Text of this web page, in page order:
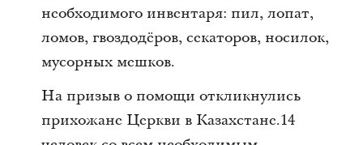
необходимого инвентаря: пил, лопат,
ломов, гвоздодёров, секаторов, носилок,
мусорных мешков.
На призыв о помощи откликнулись
прихожане Церкви в Казахстане.14